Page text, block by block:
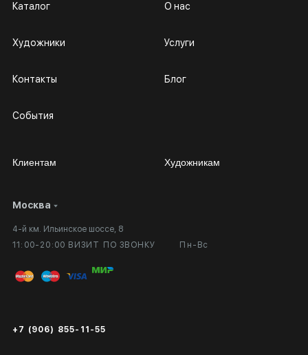
Москва
4-й км. Ильинское шоссе, 8
11:00-20:00 ВИЗИТ ПО ЗВОНКУ
Пн-Вс
+7 (906) 855-11-55
Каталог
Художники
Контакты
События
О нас
Услуги
Блог
Клиентам
Личный кабинет
Вопросы и ответы
Публичная оферта
Экспертиза/Вывоз за границу
Художникам
Сотрудничество
Выставка в галерее